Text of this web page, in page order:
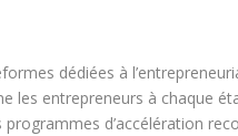
dédiées à
les entrepreneurs à chaque
d’accélération